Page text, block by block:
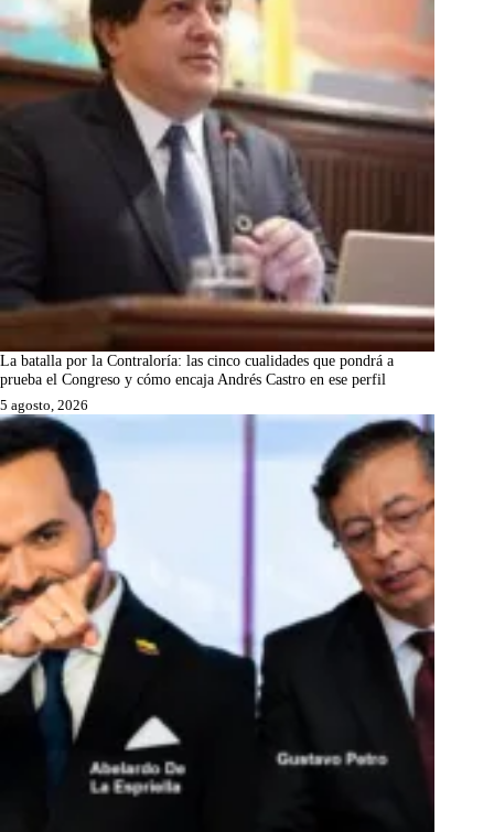
La batalla por la Contraloría: las cinco cualidades que pondrá a
prueba el Congreso y cómo encaja Andrés Castro en ese perfil
5 agosto, 2026